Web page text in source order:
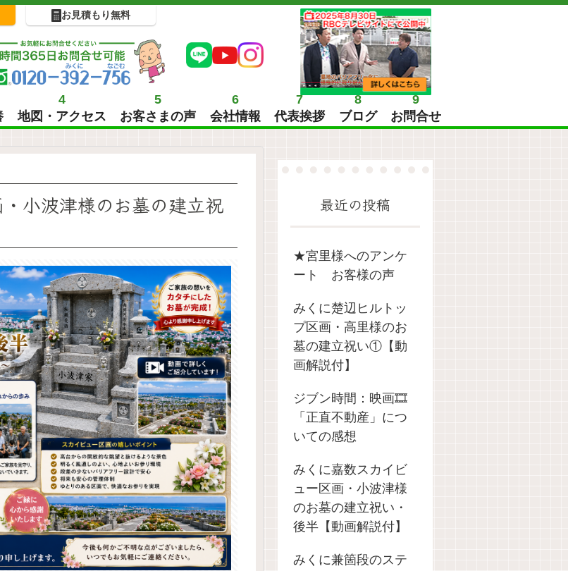
お見積もり無料
4
地図・アクセス
5
お客さまの声
6
会社情報
7
代表挨拶
8
ブログ
9
お問合せ
小波津様のお墓の建立祝
最近の投稿
★宮里様へのアンケ
ート お客様の声
みくに楚辺ヒルトッ
プ区画・高里様のお
墓の建立祝い①【動
画解説付】
ジブン時間：映画🎞️
「正直不動産」につ
いての感想
みくに嘉数スカイビ
ュー区画・小波津様
のお墓の建立祝い・
後半【動画解説付】
みくに兼箇段のステ